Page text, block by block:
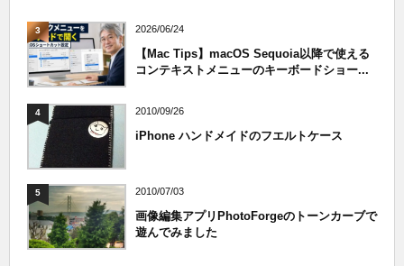
3 2026/06/24
【Mac Tips】macOS Sequoia以降で使える
コンテキストメニューのキーボードショー...
4 2010/09/26
iPhone ハンドメイドのフエルトケース
5 2010/07/03
画像編集アプリPhotoForgeのトーンカーブで
遊んでみました